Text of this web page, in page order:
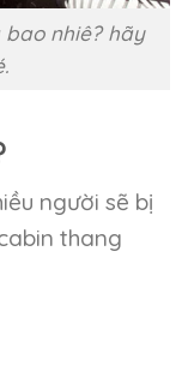
nhiê? hãy
người sẽ bị
thang